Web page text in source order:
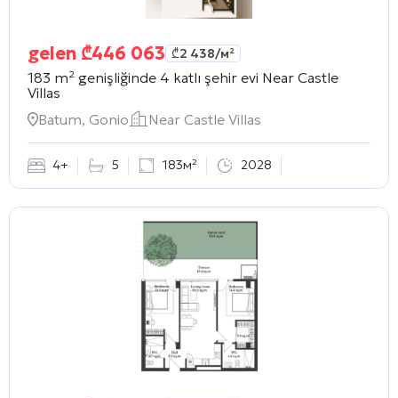
gelen ₾446 063 ₾2 438/м²
183 m² genişliğinde 4 katlı şehir evi Near Castle
Villas
Batum, Gonio
Near Castle Villas
4+ 5 183м² 2028